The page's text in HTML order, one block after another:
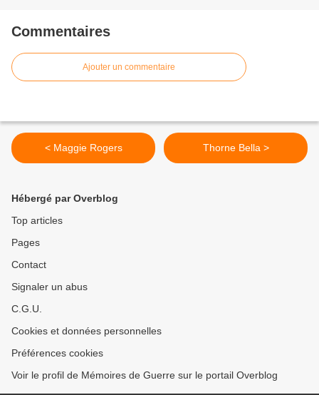
Commentaires
Ajouter un commentaire
< Maggie Rogers Thorne Bella >
Hébergé par Overblog
Top articles
Pages
Contact
Signaler un abus
C.G.U.
Cookies et données personnelles
Préférences cookies
Voir le profil de Mémoires de Guerre sur le portail Overblog